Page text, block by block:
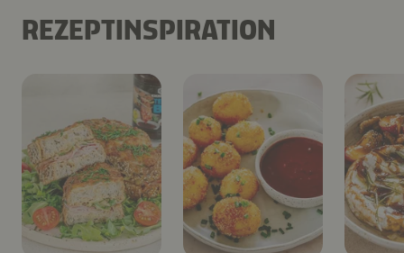
REZEPTINSPIRATION